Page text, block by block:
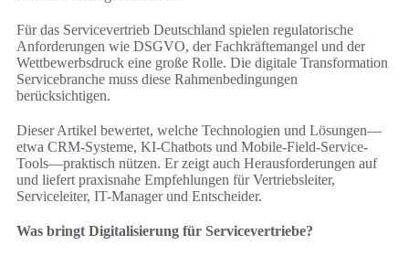
Für das Servicevertrieb Deutschland spielen regulatorische
Anforderungen wie DSGVO, der Fachkräftemangel und der
Wettbewerbsdruck eine große Rolle. Die digitale Transformation
Servicebranche muss diese Rahmenbedingungen
berücksichtigen.
Dieser Artikel bewertet, welche Technologien und Lösungen—
etwa CRM-Systeme, KI-Chatbots und Mobile-Field-Service-
Tools—praktisch nützen. Er zeigt auch Herausforderungen auf
und liefert praxisnahe Empfehlungen für Vertriebsleiter,
Serviceleiter, IT-Manager und Entscheider.
Was bringt Digitalisierung für Servicevertriebe?